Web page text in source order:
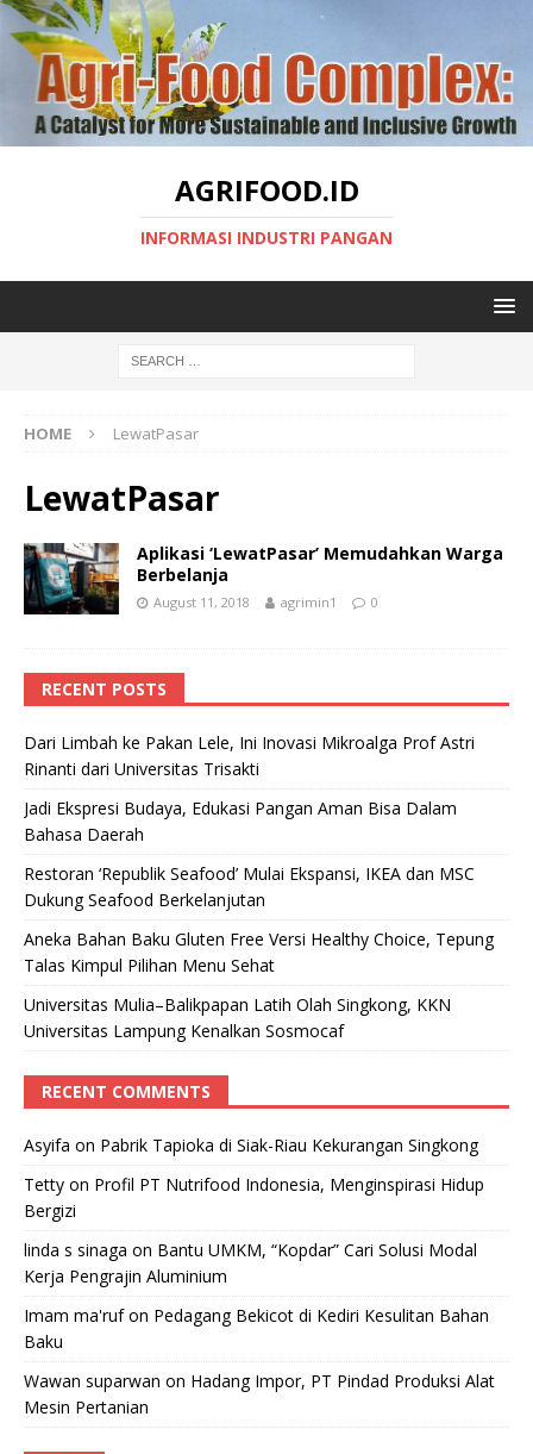
AGRIFOOD.ID
INFORMASI INDUSTRI PANGAN
HOME LewatPasar
LewatPasar
Aplikasi ‘LewatPasar’ Memudahkan Warga
Berbelanja
August 11, 2018 agrimin1 0
RECENT POSTS
Dari Limbah ke Pakan Lele, Ini Inovasi Mikroalga Prof Astri
Rinanti dari Universitas Trisakti
Jadi Ekspresi Budaya, Edukasi Pangan Aman Bisa Dalam
Bahasa Daerah
Restoran ‘Republik Seafood’ Mulai Ekspansi, IKEA dan MSC
Dukung Seafood Berkelanjutan
Aneka Bahan Baku Gluten Free Versi Healthy Choice, Tepung
Talas Kimpul Pilihan Menu Sehat
Universitas Mulia–Balikpapan Latih Olah Singkong, KKN
Universitas Lampung Kenalkan Sosmocaf
RECENT COMMENTS
Asyifa on Pabrik Tapioka di Siak-Riau Kekurangan Singkong
Tetty on Profil PT Nutrifood Indonesia, Menginspirasi Hidup
Bergizi
linda s sinaga on Bantu UMKM, “Kopdar” Cari Solusi Modal
Kerja Pengrajin Aluminium
Imam ma'rufon Pedagang Bekicot di Kediri Kesulitan Bahan
Baku
Wawan suparwan on Hadang Impor, PT Pindad Produksi Alat
Mesin Pertanian